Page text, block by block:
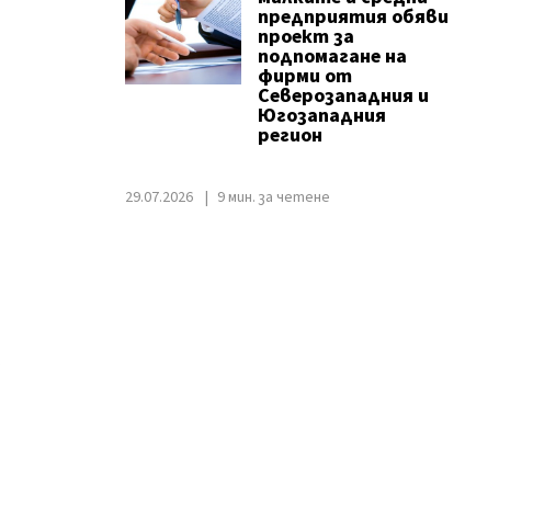
предприятия обяви
проект за
подпомагане на
фирми от
Северозападния и
Югозападния
регион
29.07.2026 9 мин. за четене